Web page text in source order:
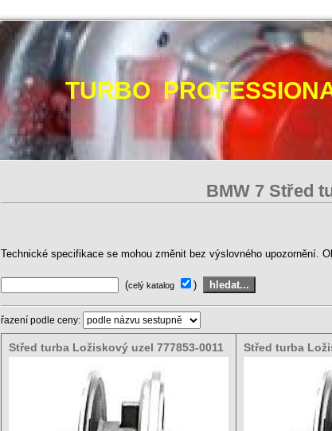
TURBO
BMW 7 Střed
Technické specifikace se mohou změnit bez výslovného upozornění.
(celý katalog )
řazení podle ceny:
Střed turba Ložiskový uzel 777853-0011
Střed turba